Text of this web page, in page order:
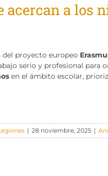
acercan a los
del proyecto europeo
serio y profesional para
en el ámbito escolar,
| 28 noviembre, 2025 |